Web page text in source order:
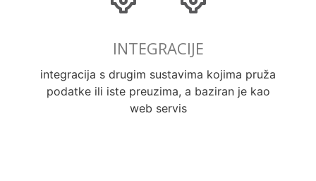
INTEGRACIJE
integracija s drugim sustavima kojima pruža
podatke ili iste preuzima, a baziran je kao
web servis